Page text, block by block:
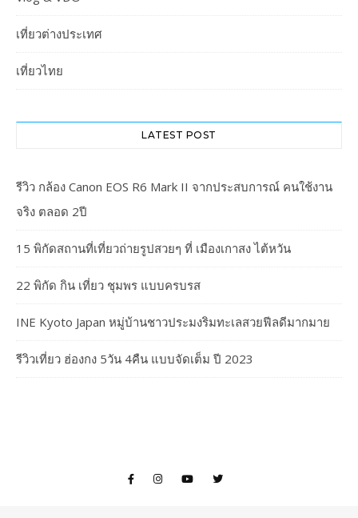
เที่ยวต่างประเทศ
เที่ยวไทย
LATEST POST
รีวิว กล้อง Canon EOS R6 Mark II จากประสบการณ์ คนใช้งาน
จริง ตลอด 2ปี
15 พิกัดสถานที่เที่ยวถ่ายรูปสวยๆ ที่ เมืองเกาสง ไต้หวัน
22 พิกัด กิน เที่ยว ชุมพร แบบครบรส
INE Kyoto Japan หมู่บ้านชาวประมงริมทะเลสวยฟีลดีมากมาย
รีวิวเที่ยว ฮ่องกง 5วัน 4คืน แบบจัดเต็ม ปี 2023